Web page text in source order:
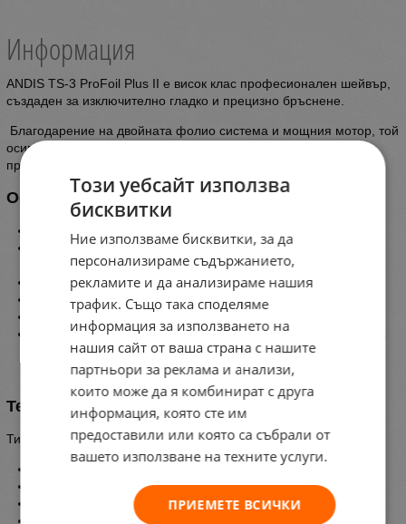
Информация
ANDIS TS-3 ProFoil Plus II е висок клас професионален шейвър,
създаден за изключително гладко и прецизно бръснене.
Благодарение на двойната фолио система и мощния мотор, той
осигурява перфектен „skin finish“ без раздразнения, което го
прави идеален избор за барбъри и фризьори.
Основни предимства:
Двойна фолио глава за ултра гладко бръснене
Хипоалергенни златно-титаниеви фолиа – подходящи за
чувствителна кожа
Мощен мотор (9000 об./мин) за бърза и ефективна работа
До 80 минути безжична работа
Модерно USB-C зареждане + удобна зарядна стойка
Лек и ергономичен дизайн за комфорт при продължителна
употреба
Технически характеристики:
Тип: Професионален шейвър
Система: Двойна фолио глава
Време на работа: до 80 минути
Захранване: USB-C
Този уебсайт използва
бисквитки
Ние използваме бисквитки, за да
персонализираме съдържанието,
рекламите и да анализираме нашия
трафик. Също така споделяме
информация за използването на
нашия сайт от ваша страна с нашите
партньори за реклама и анализи,
които може да я комбинират с друга
информация, която сте им
предоставили или която са събрали от
вашето използване на техните услуги.
ПРИЕМЕТЕ ВСИЧКИ